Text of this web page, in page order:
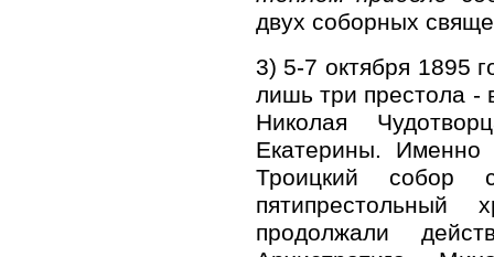
двух соборных
3) 5-7 октября 1895
лишь три престола -
Николая
Екатерины. Именно
Троицкий собор
продолжали